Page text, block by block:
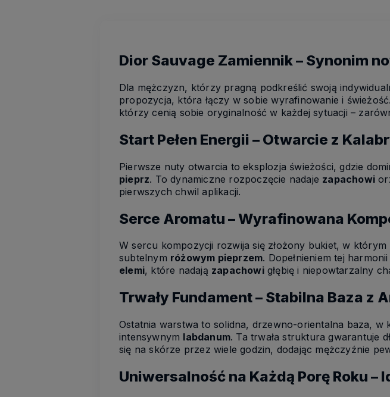
Dior Sauvage Zamiennik – Synonim
Dla mężczyzn, którzy pragną podkreślić swoją
propozycja, która łączy w sobie wyrafinowanie i
którzy cenią sobie oryginalność w każdej sytuacji –
Start Pełen Energii – Otwarcie z
Pierwsze nuty otwarcia to eksplozja świeżości, gdzie
pieprz. To dynamiczne rozpoczęcie nadaje zapachowi
pierwszych chwil aplikacji.
Serce Aromatu – Wyrafinowana
W sercu kompozycji rozwija się złożony bukiet, w którym
subtelnym różowym pieprzem. Dopełnieniem tej
elemi, które nadają zapachowigłębię i niepowtarzalny
Trwały Fundament – Stabilna Baza z
Ostatnia warstwa to solidna, drzewno-orientalna baza, w
intensywnym labdanum. Ta trwała struktura gwarantuje
się na skórze przez wiele godzin, dodając mężczyźnie
Uniwersalność na Każdą Porę Roku